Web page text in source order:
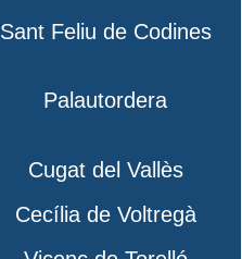
Sant Feliu de Codines
Palautordera
Cugat del Vallès
Cecília de Voltregà